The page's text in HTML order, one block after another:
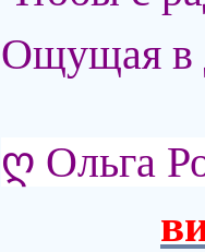
Ощущая в
ღ Ольга